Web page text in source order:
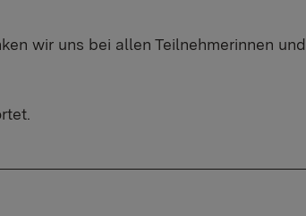
wir uns bei allen Teilnehmerinnen und